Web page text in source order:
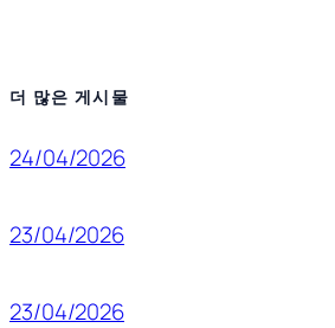
더 많은 게시물
24/04/2026
23/04/2026
23/04/2026